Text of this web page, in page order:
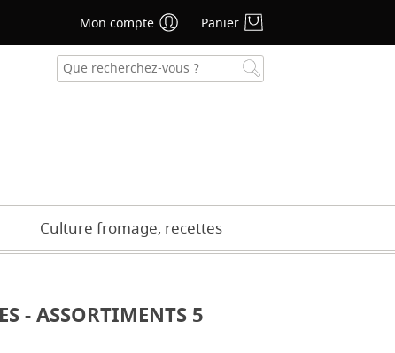
Culture fromage, recettes
- ASSORTIMENTS 5
Mon compte Panier